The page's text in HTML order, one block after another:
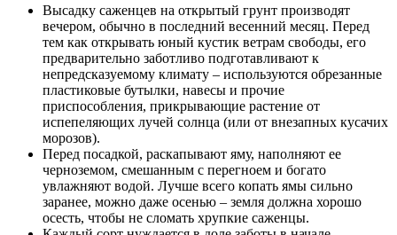
Высадку саженцев на открытый грунт производят
вечером, обычно в последний весенний месяц. Перед
тем как открывать юный кустик ветрам свободы, его
предварительно заботливо подготавливают к
непредсказуемому климату – используются обрезанные
пластиковые бутылки, навесы и прочие
приспособления, прикрывающие растение от
испепеляющих лучей солнца (или от внезапных кусачих
морозов).
Перед посадкой, раскапывают яму, наполняют ее
черноземом, смешанным с перегноем и богато
увлажняют водой. Лучше всего копать ямы сильно
заранее, можно даже осенью – земля должна хорошо
осесть, чтобы не сломать хрупкие саженцы.